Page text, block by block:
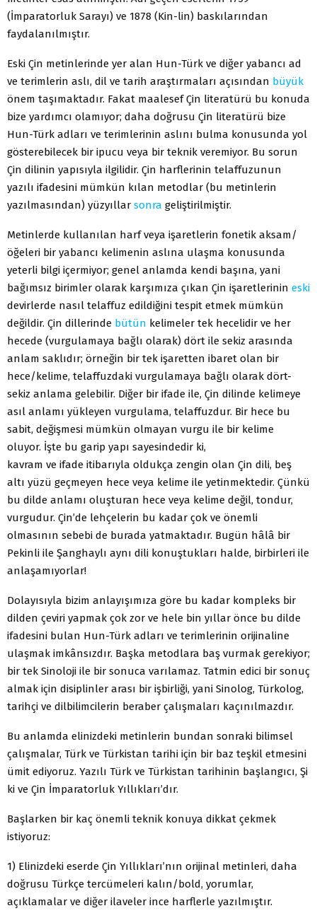
(İmparatorluk Sarayı) ve 1878 (Kin-lin) baskılarından
faydalanılmıştır.
Eski Çin metinlerinde yer alan Hun-Türk ve diğer yabancı ad
ve terimlerin aslı, dil ve tarih araştırmaları açısından büyük
önem taşımaktadır. Fakat maalesef Çin literatürü bu konuda
bize yardımcı olamıyor; daha doğrusu Çin literatürü bize
Hun-Türk adları ve terimlerinin aslını bulma konusunda yol
gösterebilecek bir ipucu veya bir teknik veremiyor. Bu sorun
Çin dilinin yapısıyla ilgilidir. Çin harflerinin telaffuzunun
yazılı ifadesini mümkün kılan metodlar (bu metinlerin
yazılmasından) yüzyıllar sonra geliştirilmiştir.
Metinlerde kullanılan harf veya işaretlerin fonetik aksam/
öğeleri bir yabancı kelimenin aslına ulaşma konusunda
yeterli bilgi içermiyor; genel anlamda kendi başına, yani
bağımsız birimler olarak karşımıza çıkan Çin işaretlerinin eski
devirlerde nasıl telaffuz edildiğini tespit etmek mümkün
değildir. Çin dillerinde bütün kelimeler tek hecelidir ve her
hecede (vurgulamaya bağlı olarak) dört ile sekiz arasında
anlam saklıdır; örneğin bir tek işaretten ibaret olan bir
hece/kelime, telaffuzdaki vurgulamaya bağlı olarak dört-
sekiz anlama gelebilir. Diğer bir ifade ile, Çin dilinde kelimeye
asıl anlamı yükleyen vurgulama, telaffuzdur. Bir hece bu
sabit, değişmesi mümkün olmayan vurgu ile bir kelime
oluyor. İşte bu garip yapı sayesindedir ki,
kavram ve ifade itibarıyla oldukça zengin olan Çin dili, beş
altı yüzü geçmeyen hece veya kelime ile yetinmektedir. Çünkü
bu dilde anlamı oluşturan hece veya kelime değil, tondur,
vurgudur. Çin’de lehçelerin bu kadar çok ve önemli
olmasının sebebi de burada yatmaktadır. Bugün hâlâ bir
Pekinli ile Şanghaylı aynı dili konuştukları halde, birbirleri ile
anlaşamıyorlar!
Dolayısıyla bizim anlayışımıza göre bu kadar kompleks bir
dilden çeviri yapmak çok zor ve hele bin yıllar önce bu dilde
ifadesini bulan Hun-Türk adları ve terimlerinin orijinaline
ulaşmak imkânsızdır. Başka metodlara baş vurmak gerekiyor;
bir tek Sinoloji ile bir sonuca varılamaz. Tatmin edici bir sonuç
almak için disiplinler arası bir işbirliği, yani Sinolog, Türkolog,
tarihçi ve dilbilimcilerin beraber çalışmaları kaçınılmazdır.
Bu anlamda elinizdeki metinlerin bundan sonraki bilimsel
çalışmalar, Türk ve Türkistan tarihi için bir baz teşkil etmesini
ümit ediyoruz. Yazılı Türk ve Türkistan tarihinin başlangıcı, Şi
ki ve Çin İmparatorluk Yıllıkları’dır.
Başlarken bir kaç önemli teknik konuya dikkat çekmek
istiyoruz:
1) Elinizdeki eserde Çin Yıllıkları’nın orijinal metinleri, daha
doğrusu Türkçe tercümeleri kalın/bold, yorumlar,
açıklamalar ve diğer ilaveler ince harflerle yazılmıştır.